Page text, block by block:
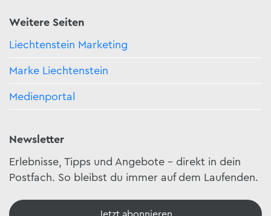
Weitere Seiten
Liechtenstein Marketing
Marke Liechtenstein
Medienportal
Newsletter
Erlebnisse, Tipps und Angebote – direkt in dein
Postfach. So bleibst du immer auf dem Laufenden.
Jetzt abonnieren